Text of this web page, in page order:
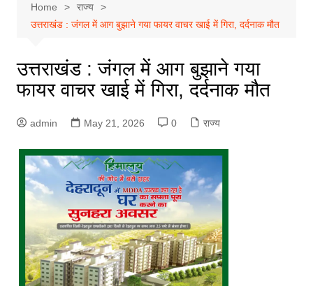
Home
राज्य
उत्तराखंड : जंगल में आग बुझाने गया फायर वाचर खाई में गिरा, दर्दनाक मौत
उत्तराखंड : जंगल में आग बुझाने गया
फायर वाचर खाई में गिरा, दर्दनाक मौत
admin May 21, 2026 0 राज्य